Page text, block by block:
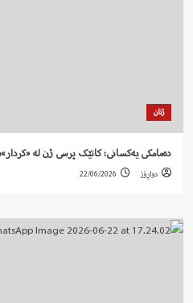
ژنان
دەمامکی یەکسانی: کاتێک پرسی ژن لە
دواڕۆژ 22/06/2026